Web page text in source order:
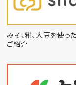
みそ、糀、大豆を使っ
ご紹介